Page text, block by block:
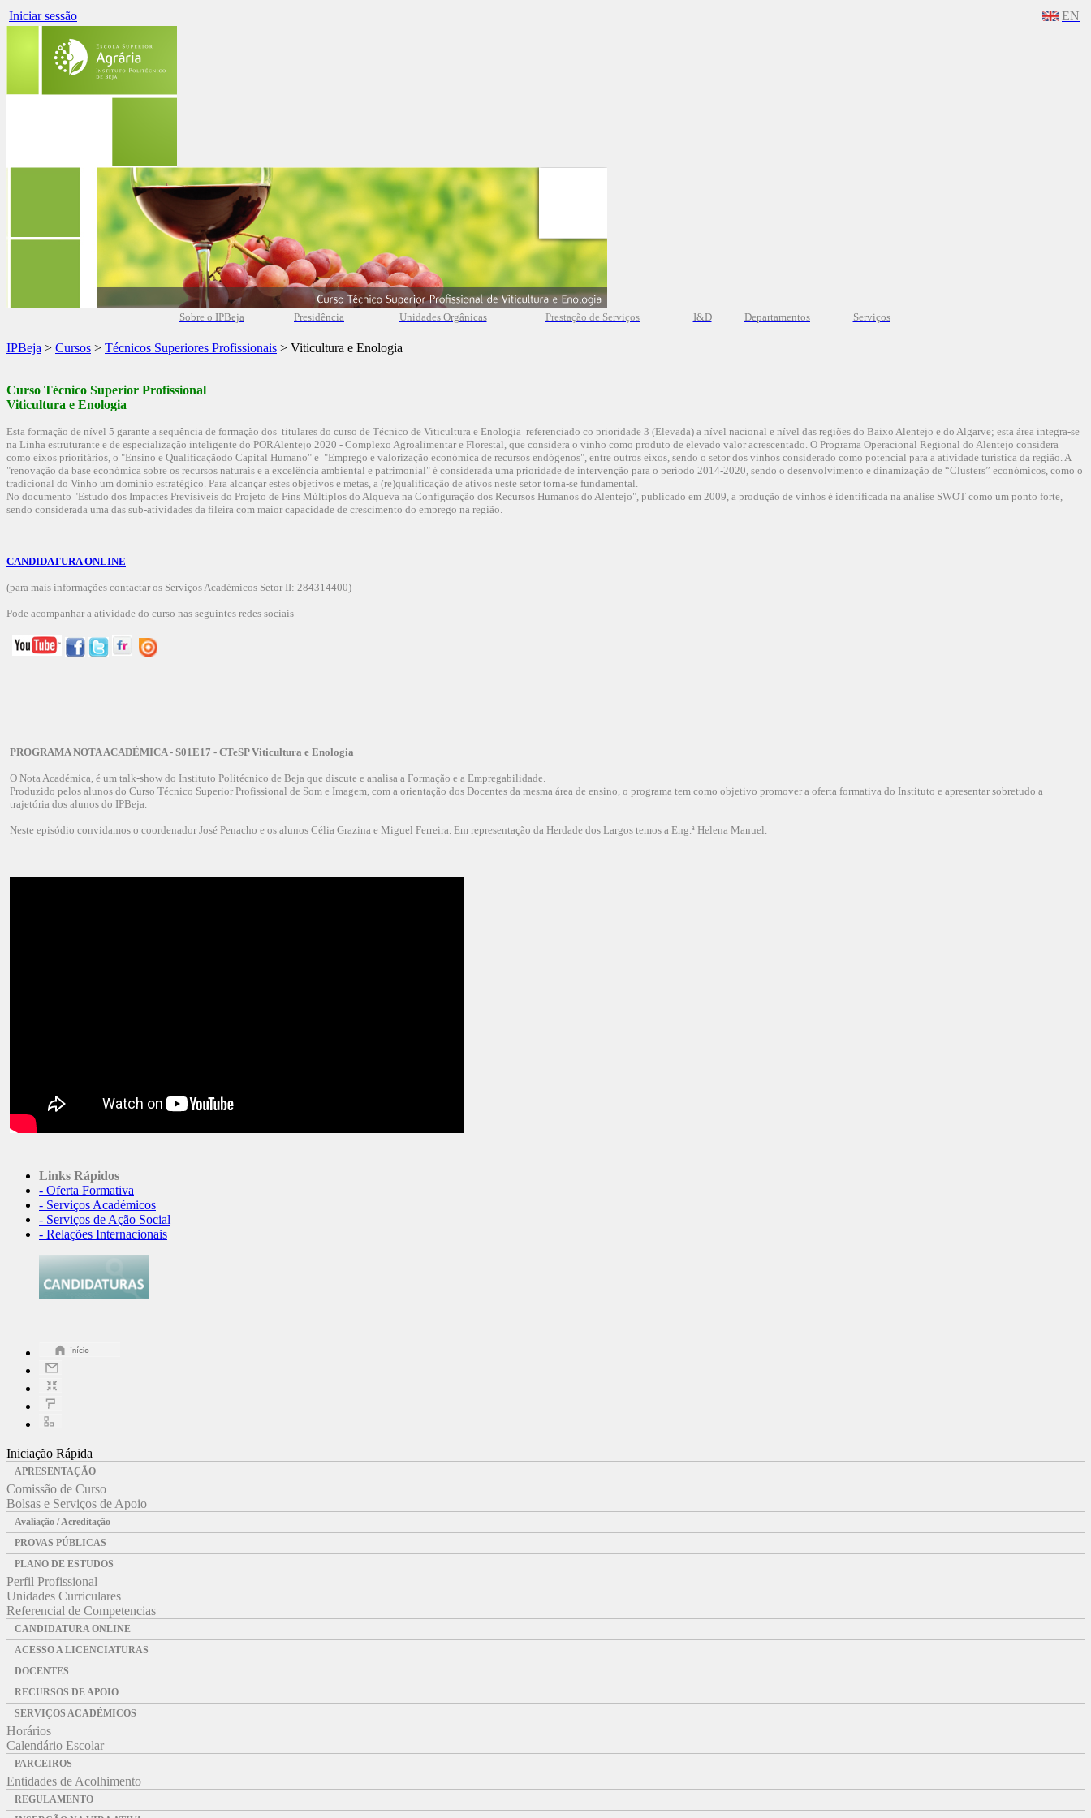
Iniciar sessão EN
Sobre o IPBeja Presidência Unidades Orgânicas Prestação de Serviços I&D Departamentos Serviços
IPBeja > Cursos > Técnicos Superiores Profissionais > Viticultura e Enologia
Curso Técnico Superior Profissional
Viticultura e Enologia
Esta formação de nível 5 garante a sequência de formação dos titulares do curso de Técnico de Viticultura e Enologia referenciado co prioridade 3 (Elevada) a nível nacional e nível das regiões do Baixo Alentejo e do Algarve; esta área integra-se
na Linha estruturante e de especialização inteligente do PORAlentejo 2020 - Complexo Agroalimentar e Florestal, que considera o vinho como produto de elevado valor acrescentado. O Programa Operacional Regional do Alentejo considera
como eixos prioritários, o "Ensino e Qualificaçãodo Capital Humano" e "Emprego e valorização económica de recursos endógenos", entre outros eixos, sendo o setor dos vinhos considerado como potencial para a atividade turística da região. A
"renovação da base económica sobre os recursos naturais e a excelência ambiental e patrimonial" é considerada uma prioridade de intervenção para o período 2014-2020, sendo o desenvolvimento e dinamização de “Clusters” económicos, como o
tradicional do Vinho um domínio estratégico. Para alcançar estes objetivos e metas, a (re)qualificação de ativos neste setor torna-se fundamental.
No documento "Estudo dos Impactes Previsíveis do Projeto de Fins Múltiplos do Alqueva na Configuração dos Recursos Humanos do Alentejo", publicado em 2009, a produção de vinhos é identificada na análise SWOT como um ponto forte,
sendo considerada uma das sub-atividades da fileira com maior capacidade de crescimento do emprego na região.
CANDIDATURAONLINE
(para mais informações contactar os Serviços Académicos Setor II: 284314400)
Pode acompanhar a atividade do curso nas seguintes redes sociais
PROGRAMA NOTA ACADÉMICA - S01E17 - CTeSP Viticultura e Enologia
O Nota Académica, é um talk-show do Instituto Politécnico de Beja que discute e analisa a Formação e a Empregabilidade.
Produzido pelos alunos do Curso Técnico Superior Profissional de Som e Imagem, com a orientação dos Docentes da mesma área de ensino, o programa tem como objetivo promover a oferta formativa do Instituto e apresentar sobretudo a
trajetória dos alunos do IPBeja.
Neste episódio convidamos o coordenador José Penacho e os alunos Célia Grazina e Miguel Ferreira. Em representação da Herdade dos Largos temos a Eng.ª Helena Manuel.
Links Rápidos
- Oferta Formativa
- Serviços Académicos
- Serviços de Ação Social
- Relações Internacionais
Iniciação Rápida
APRESENTAÇÃO
Comissão de Curso
Bolsas e Serviços de Apoio
Avaliação / Acreditação
PROVAS PÚBLICAS
PLANO DE ESTUDOS
Perfil Profissional
Unidades Curriculares
Referencial de Competencias
CANDIDATURA ONLINE
ACESSO A LICENCIATURAS
DOCENTES
RECURSOS DE APOIO
SERVIÇOS ACADÉMICOS
Horários
Calendário Escolar
PARCEIROS
Entidades de Acolhimento
REGULAMENTO